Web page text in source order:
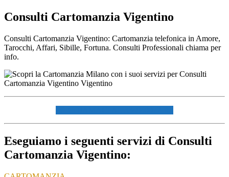
Consulti Cartomanzia Vigentino
Consulti Cartomanzia Vigentino: Cartomanzia telefonica in Amore,
Tarocchi, Affari, Sibille, Fortuna. Consulti Professionali chiama per
info.
Eseguiamo i seguenti servizi di Consulti
Cartomanzia Vigentino: